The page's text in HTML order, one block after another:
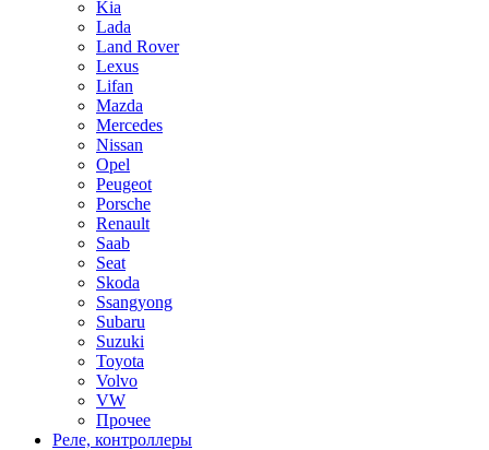
Kia
Lada
Land Rover
Lexus
Lifan
Mazda
Mercedes
Nissan
Opel
Peugeot
Porsche
Renault
Saab
Seat
Skoda
Ssangyong
Subaru
Suzuki
Toyota
Volvo
VW
Прочее
Реле, контроллеры